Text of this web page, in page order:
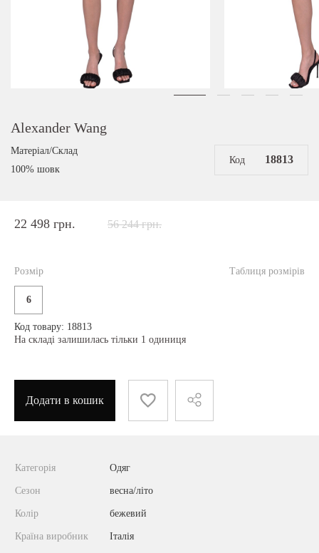
Alexander Wang
Матеріал/Склад
100% шовк
Код 18813
22 498 грн. 56 244 грн.
Таблиця розмірів
Розмір
6
Код товару: 18813
На складі залишилась тільки 1 одиниця
Додати в кошик
Категорія Одяг
Сезон весна/літо
Колір бежевий
Країна виробник Італія